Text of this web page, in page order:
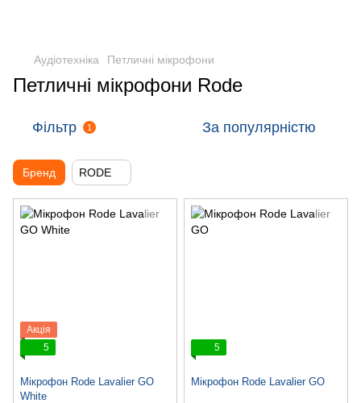
Аудіотехніка Петличні мікрофони
Петличні мікрофони Rode
Фільтр 1 За популярністю
Бренд RODE
Акція
5
Мікрофон Rode Lavalier GO
White
5
Мікрофон Rode Lavalier GO